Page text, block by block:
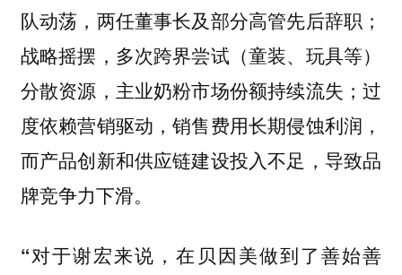
队动荡，两任董事长及部分高管先后辞职；
战略摇摆，多次跨界尝试（童装、玩具等）
分散资源，主业奶粉市场份额持续流失；过
度依赖营销驱动，销售费用长期侵蚀利润，
而产品创新和供应链建设投入不足，导致品
牌竞争力下滑。
“对于谢宏来说，在贝因美做到了善始善